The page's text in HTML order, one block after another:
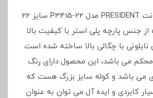
کوله پشتی پرزیدنت PRESIDENT مدل P3415-22 سایز 22
جنس پارچه پلی استر با کیفیت بالا
با چگالی بالا ساخته شده است
محکم می باشد، این محصول دارای رنگ
می باشد و کوله سایز بزرگ هست که
کابردی و ایده آل می توان به عنوان